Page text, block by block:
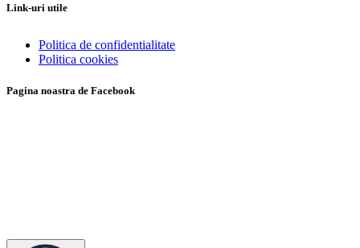
Link-uri utile
Politica de confidentialitate
Politica cookies
Pagina noastra de Facebook